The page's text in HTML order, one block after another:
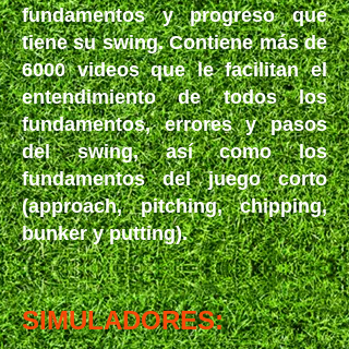
fundamentos y progreso que
tiene su swing. Contiene más de
6000 videos que le facilitan el
entendimiento de todos los
fundamentos, errores y pasos
del swing, así como los
fundamentos del juego corto
(approach, pitching, chipping,
bunker y putting).
SIMULADORES: